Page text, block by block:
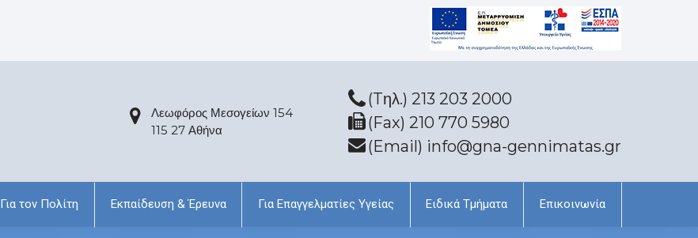
Λεωφόρος Μεσογείων 154
115 27 Αθήνα
(Tηλ.) 213 203 2000
(Fax) 210 770 5980
(Email) info@gna-gennimatas.gr
Για τον Πολίτη Εκπαίδευση & Έρευνα Για Επαγγελματίες Υγείας Ειδικά Τμήματα Επικοινωνία